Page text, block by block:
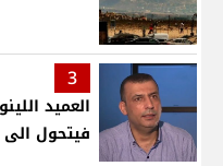
3
العميد
فيتحول